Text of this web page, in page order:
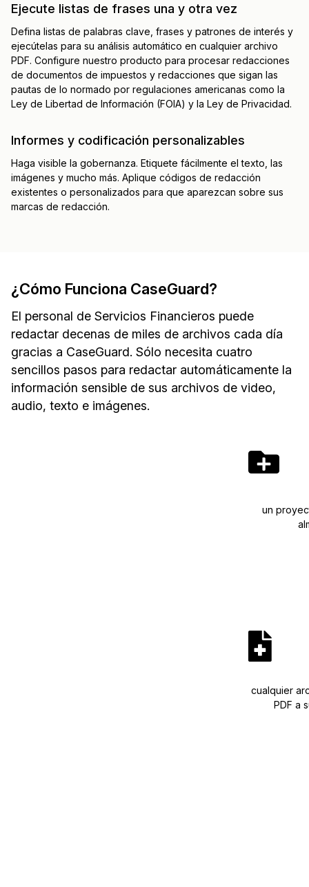
Ejecute listas de frases una y otra vez
Defina listas de palabras clave, frases y patrones de interés y
ejecútelas para su análisis automático en cualquier archivo
PDF. Configure nuestro producto para procesar redacciones
de documentos de impuestos y redacciones que sigan las
pautas de lo normado por regulaciones americanas como la
Ley de Libertad de Información (FOIA) y la Ley de Privacidad.
Informes y codificación personalizables
Haga visible la gobernanza. Etiquete fácilmente el texto, las
imágenes y mucho más. Aplique códigos de redacción
existentes o personalizados para que aparezcan sobre sus
marcas de redacción.
¿Cómo Funciona CaseGuard?
El personal de Servicios Financieros puede
redactar decenas de miles de archivos cada día
gracias a CaseGuard. Sólo necesita cuatro
sencillos pasos para redactar automáticamente la
información sensible de sus archivos de video,
audio, texto e imágenes.
un
cualquier
PDF a